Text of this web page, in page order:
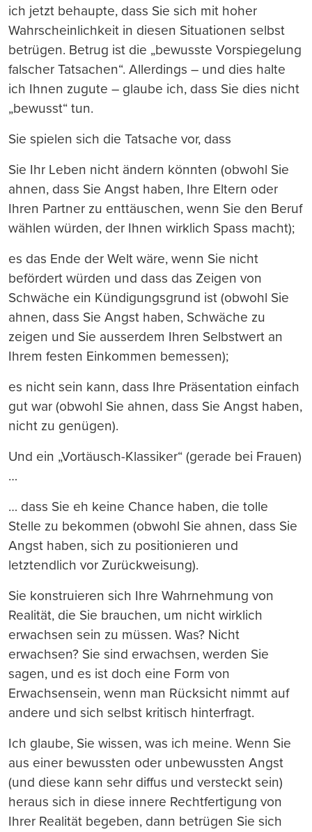
ich jetzt behaupte, dass Sie sich mit hoher
Wahrscheinlichkeit in diesen Situationen selbst
betrügen. Betrug ist die „bewusste Vorspiegelung
falscher Tatsachen“. Allerdings – und dies halte
ich Ihnen zugute – glaube ich, dass Sie dies nicht
„bewusst“ tun.
Sie spielen sich die Tatsache vor, dass
Sie Ihr Leben nicht ändern könnten (obwohl Sie
ahnen, dass Sie Angst haben, Ihre Eltern oder
Ihren Partner zu enttäuschen, wenn Sie den Beruf
wählen würden, der Ihnen wirklich Spass macht);
es das Ende der Welt wäre, wenn Sie nicht
befördert würden und dass das Zeigen von
Schwäche ein Kündigungsgrund ist (obwohl Sie
ahnen, dass Sie Angst haben, Schwäche zu
zeigen und Sie ausserdem Ihren Selbstwert an
Ihrem festen Einkommen bemessen);
es nicht sein kann, dass Ihre Präsentation einfach
gut war (obwohl Sie ahnen, dass Sie Angst haben,
nicht zu genügen).
Und ein „Vortäusch-Klassiker“ (gerade bei Frauen)
…
… dass Sie eh keine Chance haben, die tolle
Stelle zu bekommen (obwohl Sie ahnen, dass Sie
Angst haben, sich zu positionieren und
letztendlich vor Zurückweisung).
Sie konstruieren sich Ihre Wahrnehmung von
Realität, die Sie brauchen, um nicht wirklich
erwachsen sein zu müssen. Was? Nicht
erwachsen? Sie sind erwachsen, werden Sie
sagen, und es ist doch eine Form von
Erwachsensein, wenn man Rücksicht nimmt auf
andere und sich selbst kritisch hinterfragt.
Ich glaube, Sie wissen, was ich meine. Wenn Sie
aus einer bewussten oder unbewussten Angst
(und diese kann sehr diffus und versteckt sein)
heraus sich in diese innere Rechtfertigung von
Ihrer Realität begeben, dann betrügen Sie sich